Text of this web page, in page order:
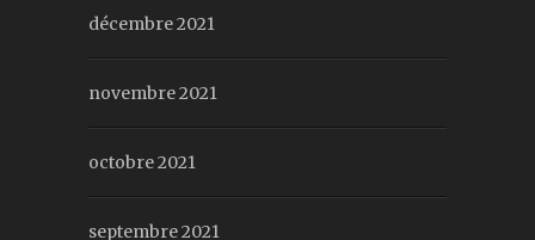
décembre 2021
novembre 2021
octobre 2021
septembre 2021